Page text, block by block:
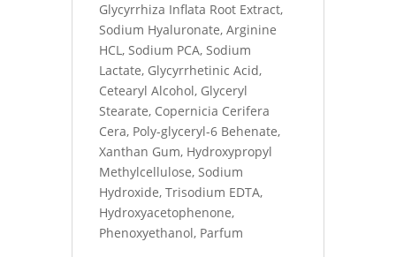
Glycyrrhiza Inflata Root Extract,
Sodium Hyaluronate, Arginine
HCL, Sodium PCA, Sodium
Lactate, Glycyrrhetinic Acid,
Cetearyl Alcohol, Glyceryl
Stearate, Copernicia Cerifera
Cera, Poly-glyceryl-6 Behenate,
Xanthan Gum, Hydroxypropyl
Methylcellulose, Sodium
Hydroxide, Trisodium EDTA,
Hydroxyacetophenone,
Phenoxyethanol, Parfum